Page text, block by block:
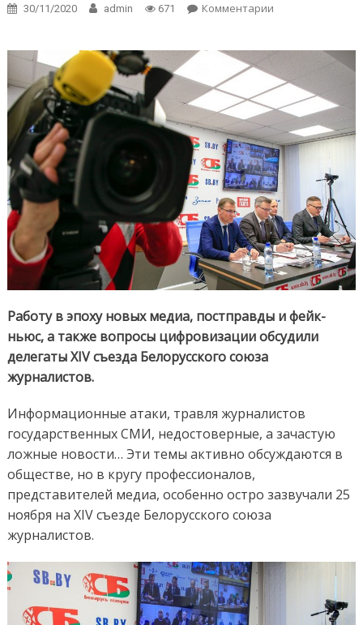
30/11/2020 admin 671 Комментарии
Работу в эпоху новых медиа, постправды и фейк-
ньюс, а также вопросы цифровизации обсудили
делегаты XIV съезда Белорусского союза
журналистов.
Информационные атаки, травля журналистов
государственных СМИ, недостоверные, а зачастую
ложные новости… Эти темы активно обсуждаются в
обществе, но в кругу профессионалов,
представителей медиа, особенно остро зазвучали 25
ноября на XIV съезде Белорусского союза
журналистов.